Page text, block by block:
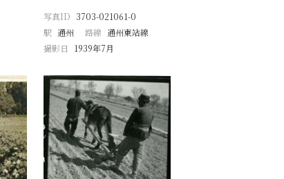
写真ID 3703-021061-0
駅 通州 路線 通州東站線
撮影日
1939年7月